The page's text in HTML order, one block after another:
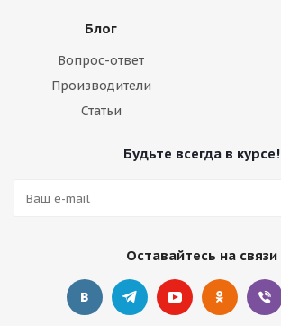
Блог
Вопрос-ответ
Производители
Статьи
Будьте всегда в курсе!
Оставайтесь на связи